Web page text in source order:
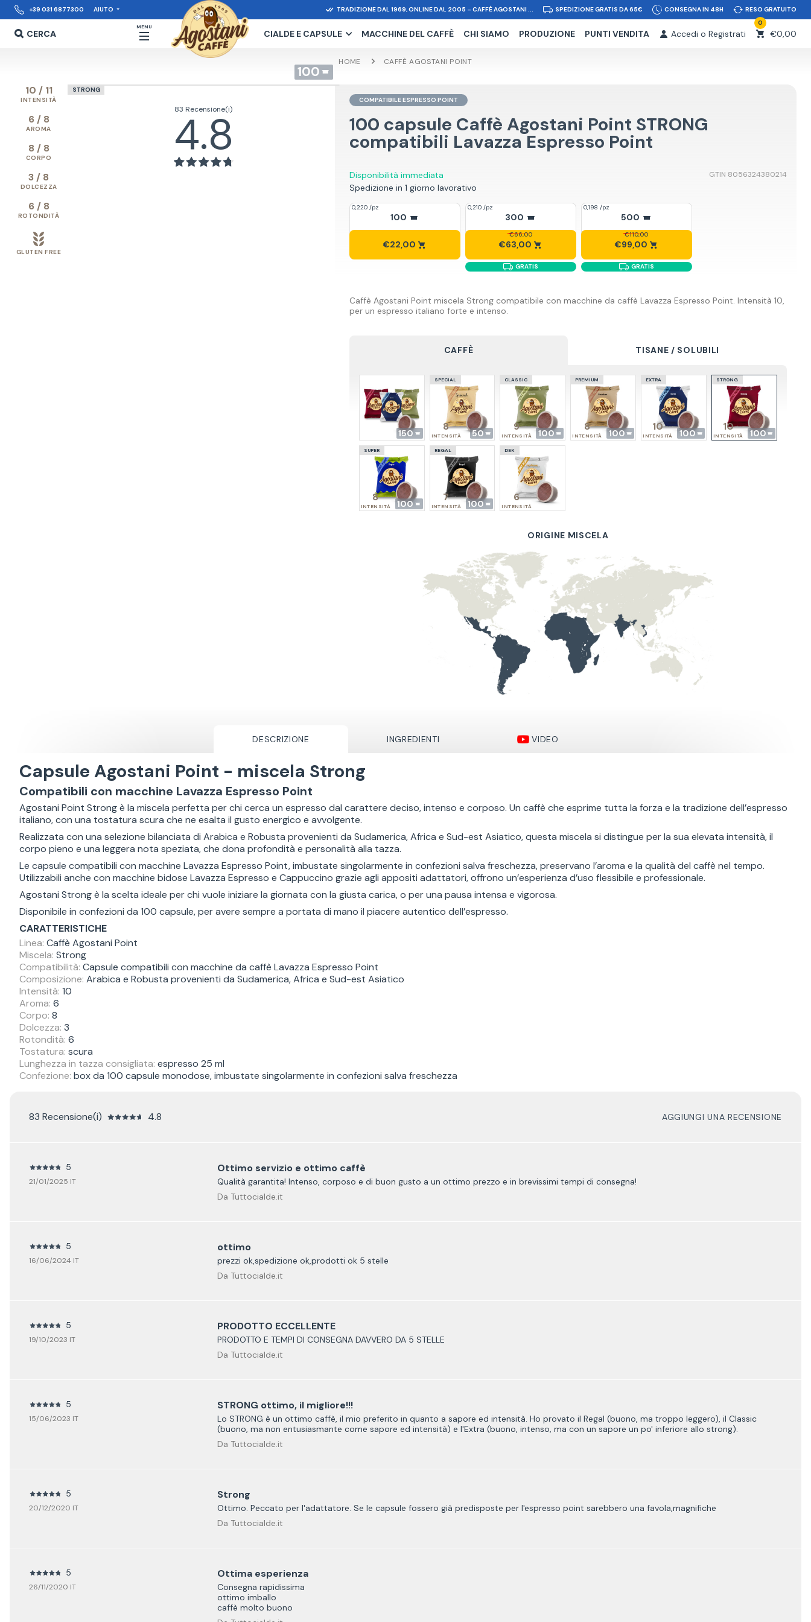
+39 031 6877300 AIUTO TRADIZIONE DAL 1969, ONLINE DAL 2005 – CAFFÈ AGOSTANI ... SPEDIZIONE GRATIS DA 65€ CONSEGNA IN 48H RESO GRATUITO
CERCA
MENU
CIALDE E CAPSULE MACCHINE DEL CAFFÈ CHI SIAMO PRODUZIONE PUNTI VENDITA Accedi o Registrati
0
€0,00
HOME CAFFÈ AGOSTANI POINT
10 / 11
INTENSITÀ
6 / 8
AROMA
8 / 8
CORPO
3 / 8
DOLCEZZA
6 / 8
ROTONDITÀ
GLUTEN FREE
STRONG
100
83 Recensione(i)
4.8
COMPATIBILE ESPRESSO POINT
100 capsule Caffè Agostani Point STRONG
compatibili Lavazza Espresso Point
Disponibilità immediata GTIN 8056324380214
Spedizione in 1 giorno lavorativo
0,220 /pz
100
€22,00
0,210 /pz
300
€66,00
€63,00
GRATIS
0,198 /pz
500
€110,00
€99,00
GRATIS
Caffè Agostani Point miscela Strong compatibile con macchine da caffè Lavazza Espresso Point. Intensità 10,
per un espresso italiano forte e intenso.
CAFFÈ TISANE / SOLUBILI
150
SPECIAL
8
INTENSITÀ 50
CLASSIC
9
INTENSITÀ 100
PREMIUM
8
INTENSITÀ 100
EXTRA
10
INTENSITÀ 100
STRONG
10
INTENSITÀ 100
SUPER
8
INTENSITÀ 100
REGAL
7
INTENSITÀ 100
DEK
6
INTENSITÀ
ORIGINE MISCELA
DESCRIZIONE INGREDIENTI VIDEO
Capsule Agostani Point - miscela Strong
Compatibili con macchine Lavazza Espresso Point
Agostani Point Strong è la miscela perfetta per chi cerca un espresso dal carattere deciso, intenso e corposo. Un caffè che esprime tutta la forza e la tradizione dell’espresso
italiano, con una tostatura scura che ne esalta il gusto energico e avvolgente.
Realizzata con una selezione bilanciata di Arabica e Robusta provenienti da Sudamerica, Africa e Sud-est Asiatico, questa miscela si distingue per la sua elevata intensità, il
corpo pieno e una leggera nota speziata, che dona profondità e personalità alla tazza.
Le capsule compatibili con macchine Lavazza Espresso Point, imbustate singolarmente in confezioni salva freschezza, preservano l’aroma e la qualità del caffè nel tempo.
Utilizzabili anche con macchine bidose Lavazza Espresso e Cappuccino grazie agli appositi adattatori, offrono un’esperienza d’uso flessibile e professionale.
Agostani Strong è la scelta ideale per chi vuole iniziare la giornata con la giusta carica, o per una pausa intensa e vigorosa.
Disponibile in confezioni da 100 capsule, per avere sempre a portata di mano il piacere autentico dell’espresso.
CARATTERISTICHE
Linea: Caffè Agostani Point
Miscela: Strong
Compatibilità: Capsule compatibili con macchine da caffè Lavazza Espresso Point
Composizione: Arabica e Robusta provenienti da Sudamerica, Africa e Sud-est Asiatico
Intensità: 10
Aroma: 6
Corpo: 8
Dolcezza: 3
Rotondità: 6
Tostatura: scura
Lunghezza in tazza consigliata: espresso 25 ml
Confezione: box da 100 capsule monodose, imbustate singolarmente in confezioni salva freschezza
83 Recensione(i) 4.8 AGGIUNGI UNA RECENSIONE
5
21/01/2025 IT
Ottimo servizio e ottimo caffè
Qualità garantita! Intenso, corposo e di buon gusto a un ottimo prezzo e in brevissimi tempi di consegna!
Da Tuttocialde.it
5
16/06/2024 IT
ottimo
prezzi ok,spedizione ok,prodotti ok 5 stelle
Da Tuttocialde.it
5
19/10/2023 IT
PRODOTTO ECCELLENTE
PRODOTTO E TEMPI DI CONSEGNA DAVVERO DA 5 STELLE
Da Tuttocialde.it
5
15/06/2023 IT
STRONG ottimo, il migliore!!!
Lo STRONG è un ottimo caffè, il mio preferito in quanto a sapore ed intensità. Ho provato il Regal (buono, ma troppo leggero), il Classic
(buono, ma non entusiasmante come sapore ed intensità) e l'Extra (buono, intenso, ma con un sapore un po' inferiore allo strong).
Da Tuttocialde.it
5
20/12/2020 IT
Strong
Ottimo. Peccato per l'adattatore. Se le capsule fossero già predisposte per l'espresso point sarebbero una favola,magnifiche
Da Tuttocialde.it
5
26/11/2020 IT
Ottima esperienza
Consegna rapidissima
ottimo imballo
caffè molto buono